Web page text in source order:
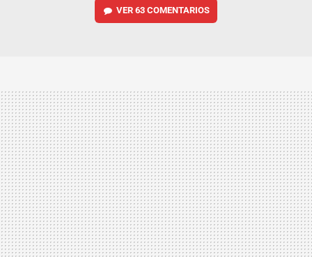
VER 63 COMENTARIOS